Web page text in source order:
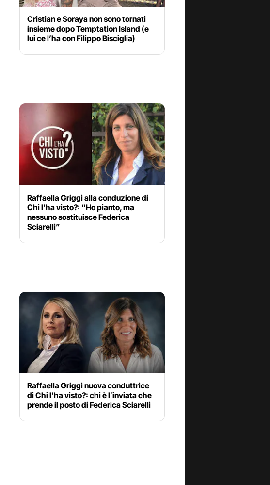
Cristian e Soraya non sono tornati
insieme dopo Temptation Island (e
lui ce l’ha con Filippo Bisciglia)
Raffaella Griggi alla conduzione di
Chi l’ha visto?: “Ho pianto, ma
nessuno sostituisce Federica
Sciarelli”
Raffaella Griggi nuova conduttrice
di Chi l’ha visto?: chi è l’inviata che
prende il posto di Federica Sciarelli